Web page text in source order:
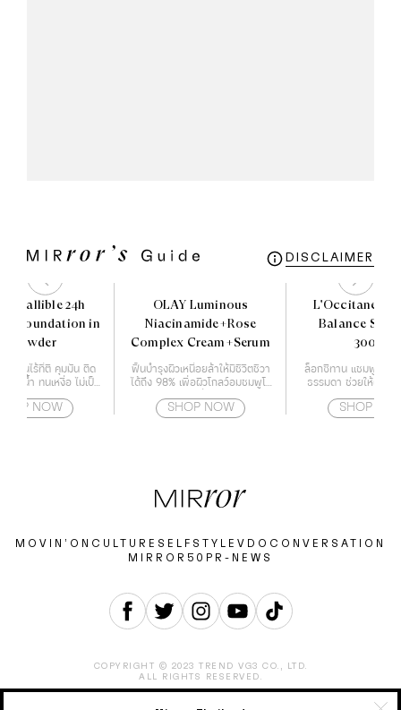
DISCLAIMER
infallible 24h
foundation in
a powder
บเนียนไร้ที่ติ คุมมัน ติด
ทนน้ำ ทนเหงื่อ ไม่เป็น
NOW
OLAY Luminous
Niacinamide+Rose
Complex Cream+Serum
ฟื้นบำรุงผิวเหนื่อยล้าให้มีชีวิตชีวา
ได้ถึง 98% เพื่อผิวโกลว์อมชมพูโร
SHOP NOW
L'Occitane
Balance
300ml
ล็อกซิทาน แชมพู สูตร
ธรรมดา ช่วยให้ผมนุ่
SHOP
MOVIN’ON CULTURE SELF STYLE VDO CONVERSATION
MIRROR50 PR-NEWS
COPYRIGHT © 2023 TREND VG3 CO., LTD.
ALL RIGHTS RESERVED.